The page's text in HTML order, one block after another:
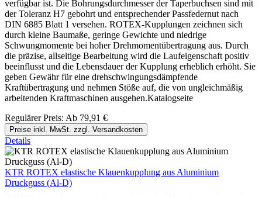
verfügbar ist. Die Bohrungsdurchmesser der Taperbuchsen sind mit
der Toleranz H7 gebohrt und entsprechender Passfedernut nach
DIN 6885 Blatt 1 versehen. ROTEX-Kupplungen zeichnen sich
durch kleine Baumaße, geringe Gewichte und niedrige
Schwungmomente bei hoher Drehmomentübertragung aus. Durch
die präzise, allseitige Bearbeitung wird die Laufeigenschaft positiv
beeinflusst und die Lebensdauer der Kupplung erheblich erhöht. Sie
geben Gewähr für eine drehschwingungsdämpfende
Kraftübertragung und nehmen Stöße auf, die von ungleichmäßig
arbeitenden Kraftmaschinen ausgehen.Katalogseite
Regulärer Preis: Ab 79,91 €
Preise inkl. MwSt. zzgl. Versandkosten
Details
KTR ROTEX elastische Klauenkupplung aus Aluminium
Druckguss (Al-D)